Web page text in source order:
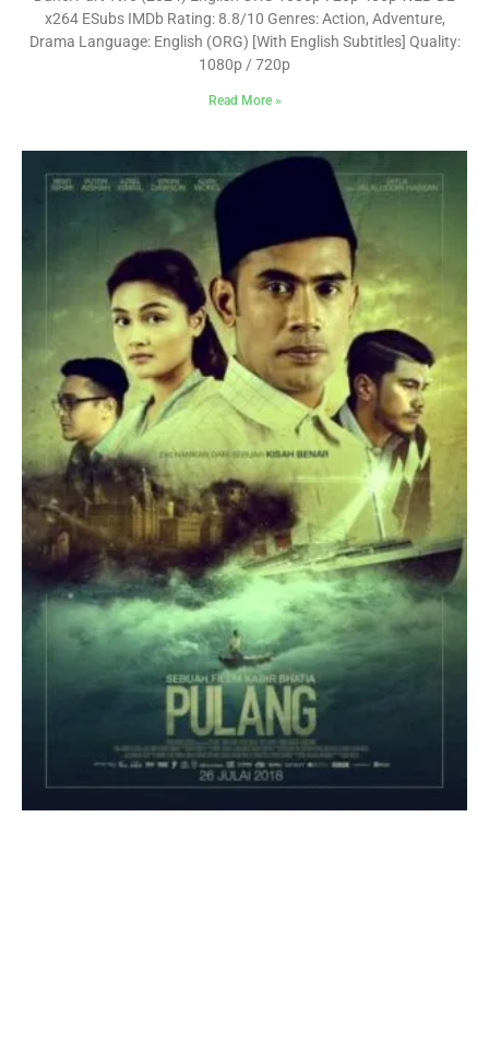
x264 ESubs IMDb Rating: 8.8/10 Genres: Action, Adventure,
Drama Language: English (ORG) [With English Subtitles] Quality:
1080p / 720p
Read More »